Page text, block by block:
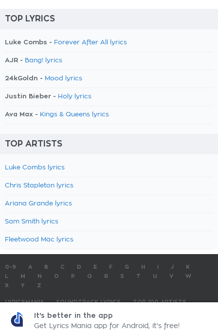
TOP LYRICS
Luke Combs - Forever After All lyrics
AJR - Bang! lyrics
24kGoldn - Mood lyrics
Justin Bieber - Holy lyrics
Ava Max - Kings & Queens lyrics
TOP ARTISTS
Luke Combs lyrics
Chris Stapleton lyrics
Ariana Grande lyrics
Sam Smith lyrics
Fleetwood Mac lyrics
0-9 A B C D E F G H J
K
M N O P Q R S T U V
W
X
Y Z
LYRICSMANIA SOUNDTRACK LYRICS
TOP 100 ARTISTS
TOP 100 LYRICS
LyricsMania.com - Copyright © 2026 - All Rights ReservedPrivacy Policy
It's better in the app
Get Lyrics Mania app for Android, it's free!